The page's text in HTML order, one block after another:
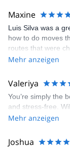
kindly offered
appreciated very
fun but also the
enjoyed. The
prompt and
Maxine
Luis Silva was a
how to do moves
routes that were
encouragement, I
area. The
enjoy the climbs.
climbing
was fantastic, and
Mehr anzeigen
Valeriya
You’re simply the
and stress-free.
Mehr anzeigen
Joshua